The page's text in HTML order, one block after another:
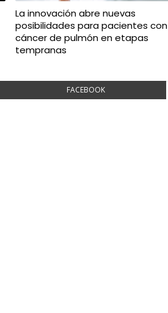
La innovación abre nuevas
posibilidades para pacientes con
cáncer de pulmón en etapas
tempranas
FACEBOOK